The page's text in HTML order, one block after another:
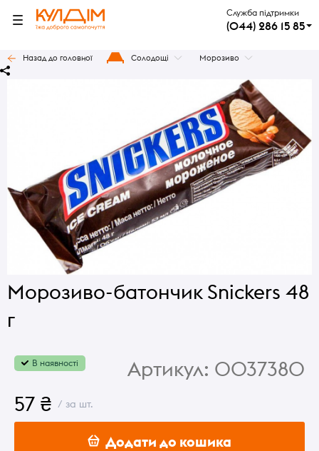
Служба підтримки
(044) 286 15 85
Назад до головної Солодощі Морозиво
Морозиво-батончик Snickers 48
г
В наявності Артикул: 0037380
57 ₴ / за шт.
Додати до кошика